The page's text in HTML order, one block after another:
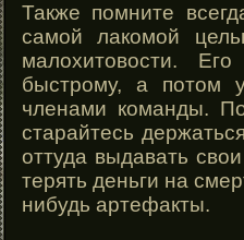
Также помните
самой лакомой
малохитовости.
быстрому, а потом
членами команды.
старайтесь
оттуда выдавать
терять деньги на
нибудь артефакты.